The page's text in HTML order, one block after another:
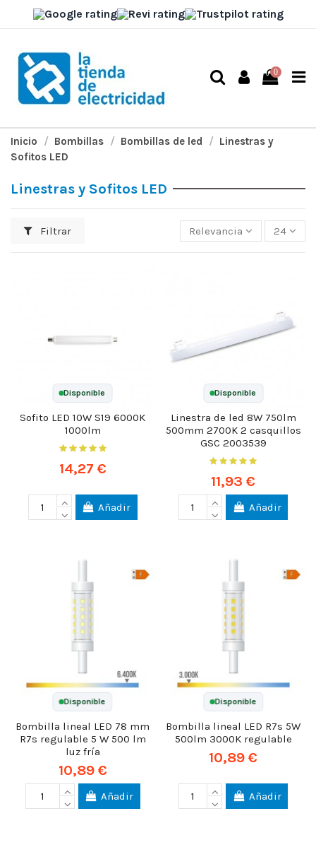
0
Inicio Bombillas Bombillas de led
Linestras y
Sofitos LED
Linestras y Sofitos LED
Filtrar Relevancia 24
Disponible
Sofito LED 10W S19 6000K
1000lm
14,27 €
Añadir
Disponible
Linestra de led 8W 750lm
500mm 2700K 2 casquillos
GSC 2003539
11,93 €
Añadir
Disponible
Bombilla lineal LED 78 mm
R7s regulable 5 W 500 lm
luz fría
10,89 €
Añadir
Disponible
Bombilla lineal LED R7s 5W
500lm 3000K regulable
10,89 €
Añadir